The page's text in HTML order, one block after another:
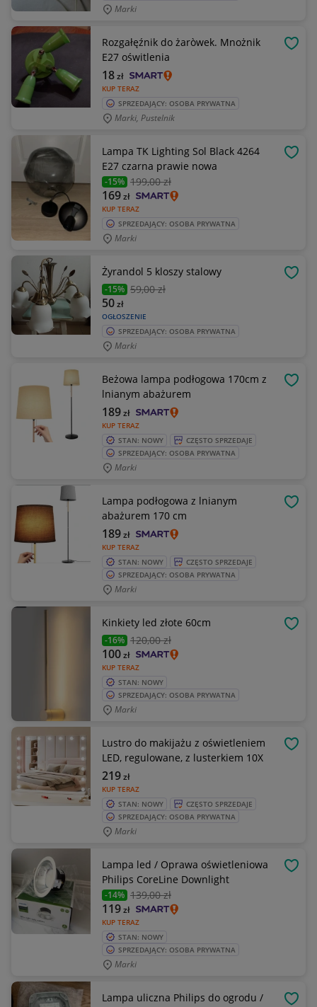
Marki
Rozgałęźnik do żaròwek. Mnożnik
E27 oświtlenia
KUP TERAZ
18zł
SPRZEDAJĄCY: OSOBA PRYWATNA
Marki, Pustelnik
Lampa TK Lighting Sol Black 4264
E27 czarna prawie nowa
-15% 199,00 zł
KUP TERAZ
169zł
SPRZEDAJĄCY: OSOBA PRYWATNA
Marki
Żyrandol 5 kloszy stalowy
-15% 59,00 zł
OGŁOSZENIE
50zł
SPRZEDAJĄCY: OSOBA PRYWATNA
Marki
Beżowa lampa podłogowa 170cm z
lnianym abażurem
KUP TERAZ
189zł
STAN: NOWY
CZĘSTO SPRZEDAJE
SPRZEDAJĄCY: OSOBA PRYWATNA
Marki
Lampa podłogowa z lnianym
abażurem 170 cm
KUP TERAZ
189zł
STAN: NOWY
CZĘSTO SPRZEDAJE
SPRZEDAJĄCY: OSOBA PRYWATNA
Marki
Kinkiety led złote 60cm
-16% 120,00 zł
KUP TERAZ
100zł
STAN: NOWY
SPRZEDAJĄCY: OSOBA PRYWATNA
Marki
Lustro do makijażu z oświetleniem
LED, regulowane, z lusterkiem 10X
KUP TERAZ
219zł
STAN: NOWY
CZĘSTO SPRZEDAJE
SPRZEDAJĄCY: OSOBA PRYWATNA
Marki
Lampa led / Oprawa oświetleniowa
Philips CoreLine Downlight
-14% 139,00 zł
KUP TERAZ
119zł
STAN: NOWY
SPRZEDAJĄCY: OSOBA PRYWATNA
Marki
Lampa uliczna Philips do ogrodu /